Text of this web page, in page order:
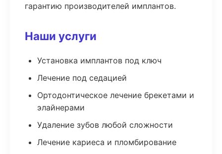
гарантию производителей имплантов.
Наши услуги
Установка имплантов под ключ
Лечение под седацией
Ортодонтическое лечение брекетами и
элайнерами
Удаление зубов любой сложности
Лечение кариеса и пломбирование